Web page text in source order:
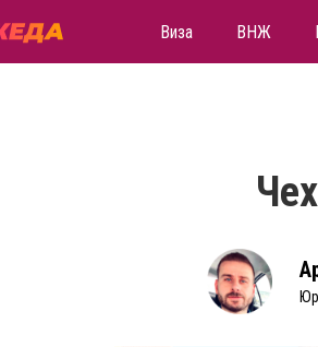
Виза ВНЖ